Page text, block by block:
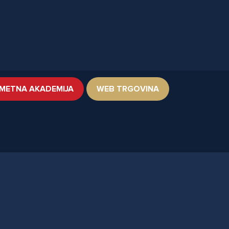
AKADEMIJA WEB TRGOVINA